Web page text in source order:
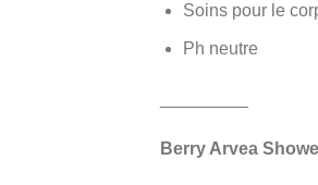
Soins pour le
Ph neutre
Berry Arvea